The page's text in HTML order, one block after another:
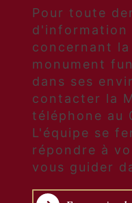
Pour toute
d'information
concernant
monument
dans ses
contacter la
téléphone au
L'équipe se
répondre à
vous guider